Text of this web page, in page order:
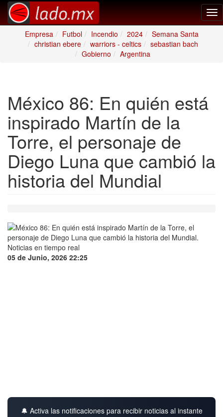
Empresa
Futbol Incendio 2024
Semana Santa
christian ebere
warriors - celtics
sebastian bach
Gobierno
Argentina
México 86: En quién está
inspirado Martín de la
Torre, el personaje de
Diego Luna que cambió la
historia del Mundial
05 de Junio, 2026 22:25
🔔 Activa las notificaciones para recibir noticias al instante